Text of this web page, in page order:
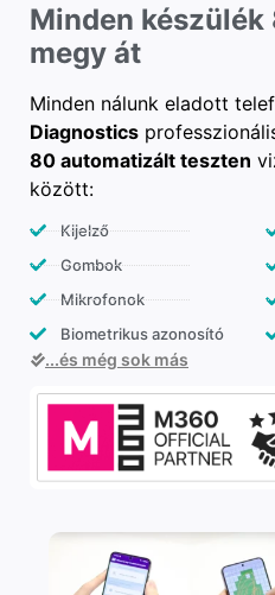
Minden
megy át
Minden nálunk eladott
Diagnostics
80 automatizált teszten
között:
Kijelző
Gombok
Mikrofonok
Biometrikus azonosító
...és még sok más